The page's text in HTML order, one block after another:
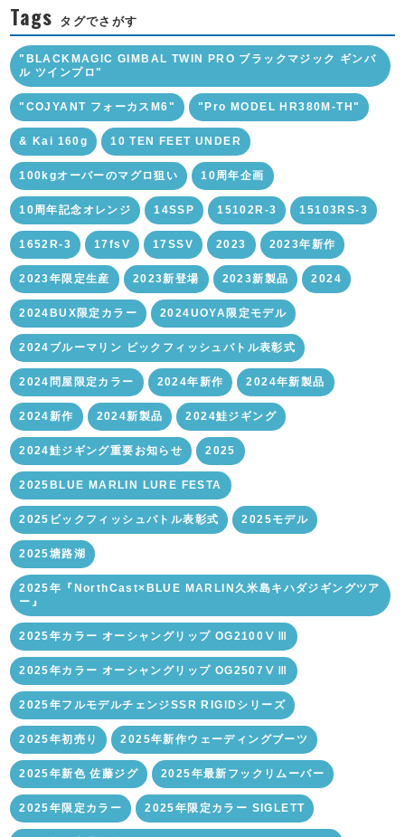
Tags タグでさがす
"BLACKMAGIC GIMBAL TWIN PRO ブラックマジック ギンバ
ル ツインプロ"
"COJYANT フォーカスM6" "Pro MODEL HR380M-TH"
& Kai 160g 10 TEN FEET UNDER
100kgオーバーのマグロ狙い 10周年企画
10周年記念オレンジ 14SSP 15102R-3 15103RS-3
1652R-3 17fsV 17SSV 2023 2023年新作
2023年限定生産 2023新登場 2023新製品 2024
2024BUX限定カラー 2024UOYA限定モデル
2024ブルーマリン ビックフィッシュバトル表彰式
2024問屋限定カラー 2024年新作 2024年新製品
2024新作 2024新製品 2024鮭ジギング
2024鮭ジギング重要お知らせ 2025
2025BLUE MARLIN LURE FESTA
2025ビックフィッシュバトル表彰式 2025モデル
2025塘路湖
2025年『NorthCast×BLUE MARLIN久米島キハダジギングツア
ー』
2025年カラー オーシャングリップ OG2100ⅤⅢ
2025年カラー オーシャングリップ OG2507ⅤⅢ
2025年フルモデルチェンジSSR RIGIDシリーズ
2025年初売り 2025年新作ウェーディングブーツ
2025年新色 佐藤ジグ 2025年最新フックリムーバー
2025年限定カラー 2025年限定カラー SIGLETT